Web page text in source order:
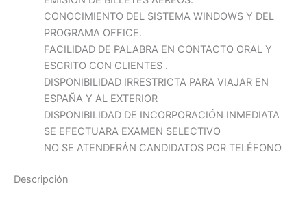
CONOCIMIENTO DEL SISTEMA WINDOWS Y DEL
PROGRAMA OFFICE.
FACILIDAD DE PALABRA EN CONTACTO ORAL Y
ESCRITO CON CLIENTES .
DISPONIBILIDAD IRRESTRICTA PARA VIAJAR EN
ESPAÑA Y AL EXTERIOR
DISPONIBILIDAD DE INCORPORACIÓN INMEDIATA
SE EFECTUARA EXAMEN SELECTIVO
NO SE ATENDERÁN CANDIDATOS POR TELÉFONO
Descripción